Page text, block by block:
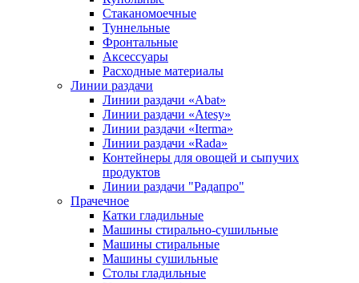
Стаканомоечные
Туннельные
Фронтальные
Аксессуары
Расходные материалы
Линии раздачи
Линии раздачи «Abat»
Линии раздачи «Atesy»
Линии раздачи «Iterma»
Линии раздачи «Rada»
Контейнеры для овощей и сыпучих
продуктов
Линии раздачи "Радапро"
Прачечное
Катки гладильные
Машины стирально-сушильные
Машины стиральные
Машины сушильные
Столы гладильные